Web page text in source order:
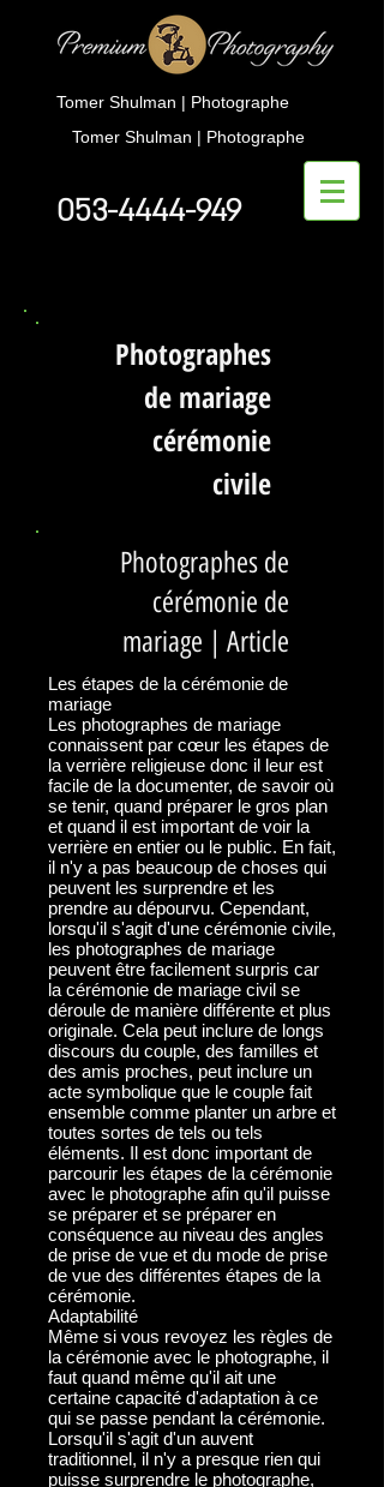
Tomer Shulman | Photographe
Tomer Shulman | Photographe
053-4444-949
Photographes
de mariage
cérémonie
civile
Photographes de
cérémonie de
mariage | Article
Les étapes de la cérémonie de
mariage
Les photographes de mariage
connaissent par cœur les étapes de
la verrière religieuse donc il leur est
facile de la documenter, de savoir où
se tenir, quand préparer le gros plan
et quand il est important de voir la
verrière en entier ou le public. En fait,
il n'y a pas beaucoup de choses qui
peuvent les surprendre et les
prendre au dépourvu. Cependant,
lorsqu'il s'agit d'une cérémonie civile,
les photographes de mariage
peuvent être facilement surpris car
la cérémonie de mariage civil se
déroule de manière différente et plus
originale. Cela peut inclure de longs
discours du couple, des familles et
des amis proches, peut inclure un
acte symbolique que le couple fait
ensemble comme planter un arbre et
toutes sortes de tels ou tels
éléments. Il est donc important de
parcourir les étapes de la cérémonie
avec le photographe afin qu'il puisse
se préparer et se préparer en
conséquence au niveau des angles
de prise de vue et du mode de prise
de vue des différentes étapes de la
cérémonie.
Adaptabilité
Même si vous revoyez les règles de
la cérémonie avec le photographe, il
faut quand même qu'il ait une
certaine capacité d'adaptation à ce
qui se passe pendant la cérémonie.
Lorsqu'il s'agit d'un auvent
traditionnel, il n'y a presque rien qui
puisse surprendre le photographe,